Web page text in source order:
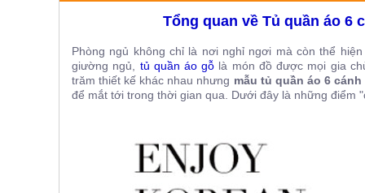
Tổng quan về Tủ quần áo 6
Phòng ngủ không chỉ là nơi nghỉ ngơi mà còn thể
giường ngủ,
tủ quần áo gỗ là món đồ được mọi gia
trăm thiết kế khác nhau nhưng mẫu tủ quần áo 6
để mắt tới trong thời gian qua. Dưới đây là những điểm